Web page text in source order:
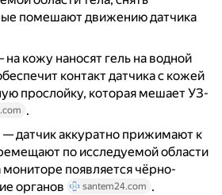
помешают движению датчика
на кожу наносят гель на водной
контакт датчика с кожей
прослойку, которая мешает УЗ-
.
— датчик аккуратно прижимают к
по исследуемой области
мониторе появляется чёрно-
органов
santem24.com .